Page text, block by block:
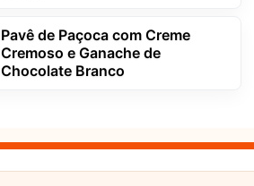
Pavê de Paçoca com Creme
Cremoso e Ganache de
Chocolate Branco